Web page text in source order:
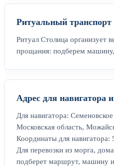
Ритуальный транспорт
Ритуал Столица организует
прощания: подберем
Адрес для навигатора
Для навигатора:
Московская область,
Координаты для
Для перевозки из морга,
подберет маршрут, машину